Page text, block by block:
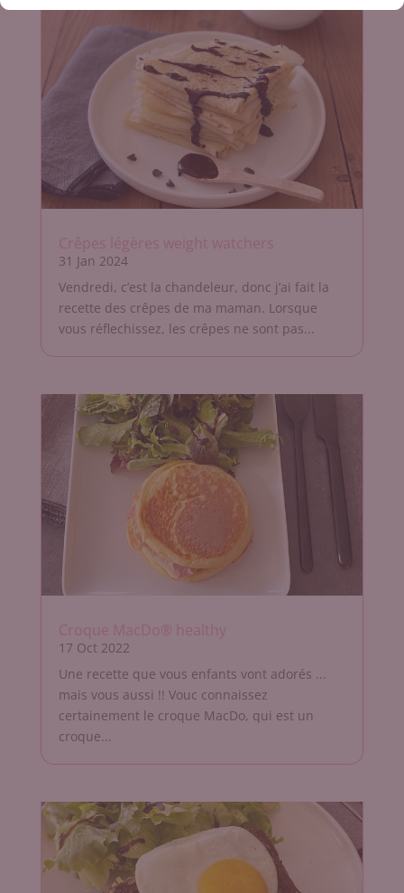
Crêpes légères weight watchers
31 Jan 2024
Vendredi, c’est la chandeleur, donc j’ai fait la
recette des crêpes de ma maman. Lorsque
vous réflechissez, les crêpes ne sont pas...
Croque MacDo® healthy
17 Oct 2022
Une recette que vous enfants vont adorés ...
mais vous aussi !! Vouc connaissez
certainement le croque MacDo, qui est un
croque...